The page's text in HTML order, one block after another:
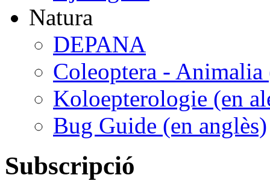
Natura
DEPANA
Coleoptera - Animalia
Koloepterologie (en
Bug Guide (en anglès)
Subscripció